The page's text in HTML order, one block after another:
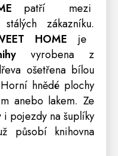
patří mezi
zákazníku.
HOME je
vyrobena z
ošetřena bílou
hnědé plochy
anebo lakem. Ze
i pojezdy na šuplíky
působí knihovna